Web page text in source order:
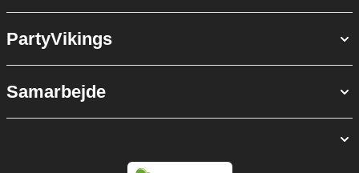
PartyVikings
Samarbejde